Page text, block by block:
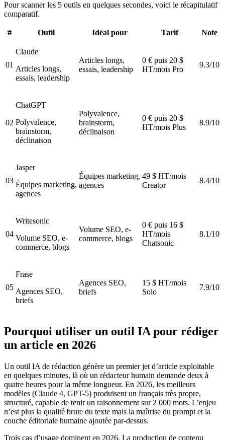
Pour scanner les 5 outils en quelques secondes, voici le récapitulatif
comparatif.
# Outil Idéal pour Tarif Note
01
Claude
Articles longs,
essais, leadership
Articles longs,
essais, leadership
0 € puis 20 $
HT/mois Pro
9.3/10
02
ChatGPT
Polyvalence,
brainstorm,
déclinaison
Polyvalence,
brainstorm,
déclinaison
0 € puis 20 $
HT/mois Plus
8.9/10
03
Jasper
Équipes marketing,
agences
Équipes marketing,
agences
49 $ HT/mois
Creator
8.4/10
04
Writesonic
Volume SEO, e-
commerce, blogs
Volume SEO, e-
commerce, blogs
0 € puis 16 $
HT/mois
Chatsonic
8.1/10
05
Frase
Agences SEO,
briefs
Agences SEO,
briefs
15 $ HT/mois
Solo
7.9/10
Pourquoi utiliser un outil IA pour rédiger
un article en 2026
Un outil IA de rédaction génère un premier jet d’article exploitable
en quelques minutes, là où un rédacteur humain demande deux à
quatre heures pour la même longueur. En 2026, les meilleurs
modèles (Claude 4, GPT-5) produisent un français très propre,
structuré, capable de tenir un raisonnement sur 2 000 mots. L’enjeu
n’est plus la qualité brute du texte mais la maîtrise du prompt et la
couche éditoriale humaine ajoutée par-dessus.
Trois cas d’usage dominent en 2026. La production de contenu